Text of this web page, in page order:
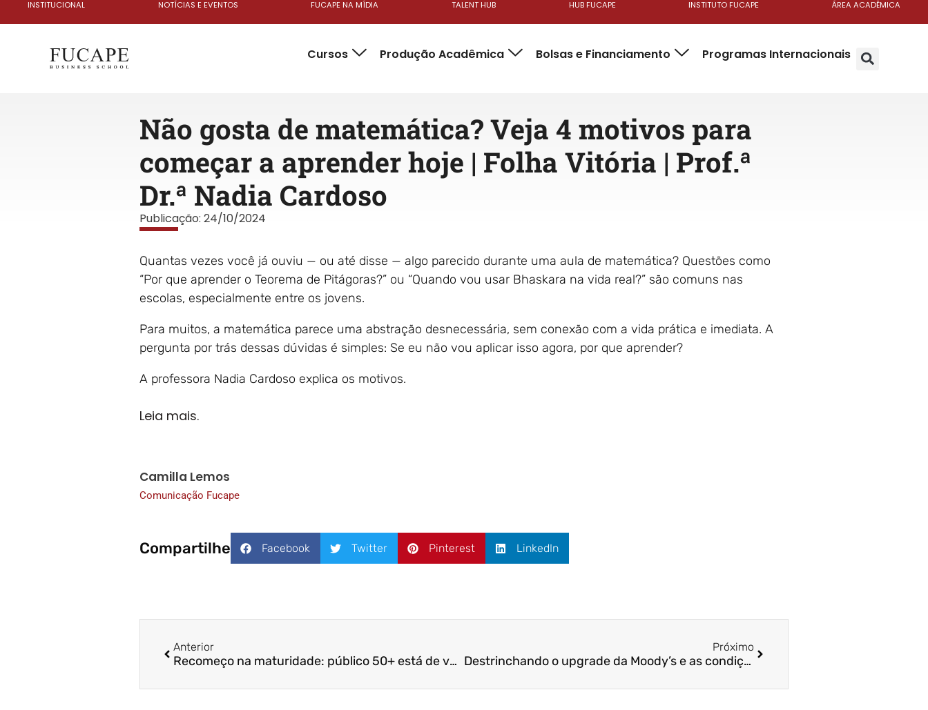
INSTITUCIONAL NOTÍCIAS E EVENTOS FUCAPE NA MÍDIA TALENT HUB HUB FUCAPE INSTITUTO FUCAPE ÁREA ACADÊMICA
Cursos Produção Acadêmica Bolsas e Financiamento Programas Internacionais
Não gosta de matemática? Veja 4 motivos para
começar a aprender hoje | Folha Vitória | Prof.ª
Dr.ª Nadia Cardoso
Publicação: 24/10/2024
Quantas vezes você já ouviu — ou até disse — algo parecido durante uma aula de matemática? Questões como
“Por que aprender o Teorema de Pitágoras?” ou “Quando vou usar Bhaskara na vida real?” são comuns nas
escolas, especialmente entre os jovens.
Para muitos, a matemática parece uma abstração desnecessária, sem conexão com a vida prática e imediata. A
pergunta por trás dessas dúvidas é simples: Se eu não vou aplicar isso agora, por que aprender?
A professora Nadia Cardoso explica os motivos.
Leia mais.
Camilla Lemos
Comunicação Fucape
Compartilhe Facebook Twitter Pinterest LinkedIn
Anterior
Recomeço na maturidade: público 50+ está de volta à sala de aula | A Gazeta | Prof. Dr. Valcemiro Nossa
Próximo
Destrinchando o upgrade da Moody’s e as condições para o grau de investimento | Estadão | Prof. Dr. Bruno Funchal